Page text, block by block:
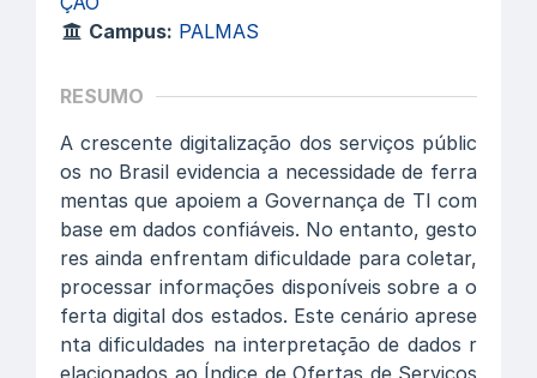
Campus: PALMAS
RESUMO
A crescente digitalização dos serviços públic
os no Brasil evidencia a necessidade de ferra
mentas que apoiem a Governança de TI com
base em dados confiáveis. No entanto, gesto
res ainda enfrentam dificuldade para coletar,
processar informações disponíveis sobre a o
ferta digital dos estados. Este cenário aprese
nta dificuldades na interpretação de dados r
elacionados ao Índice de Ofertas de Serviços